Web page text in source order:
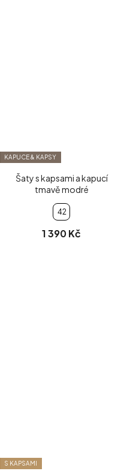
KAPUCE & KAPSY
Šaty s kapsami a kapucí
tmavě modré
42
1 390 Kč
S KAPSAMI